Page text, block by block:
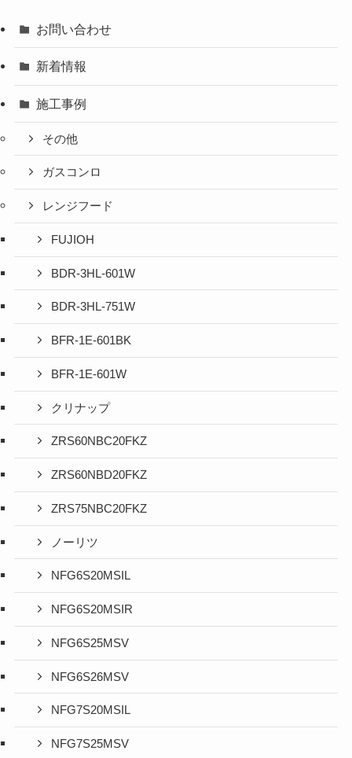
お問い合わせ
新着情報
施工事例
その他
ガスコンロ
レンジフード
FUJIOH
BDR-3HL-601W
BDR-3HL-751W
BFR-1E-601BK
BFR-1E-601W
クリナップ
ZRS60NBC20FKZ
ZRS60NBD20FKZ
ZRS75NBC20FKZ
ノーリツ
NFG6S20MSIL
NFG6S20MSIR
NFG6S25MSV
NFG6S26MSV
NFG7S20MSIL
NFG7S25MSV